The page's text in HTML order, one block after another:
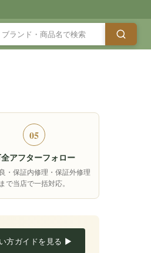
05
アフターフォロー
・保証内修理・保証外修理
まで当店で一括対応。
方ガイドを見る ▶